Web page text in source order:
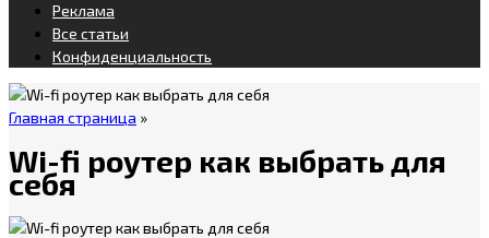
Реклама
Все статьи
Конфиденциальность
Главная страница »
Wi-fi роутер как выбрать для
себя